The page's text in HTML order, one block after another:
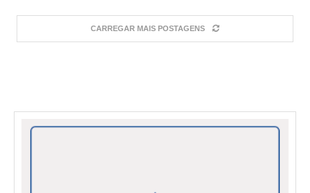
CARREGAR MAIS POSTAGENS